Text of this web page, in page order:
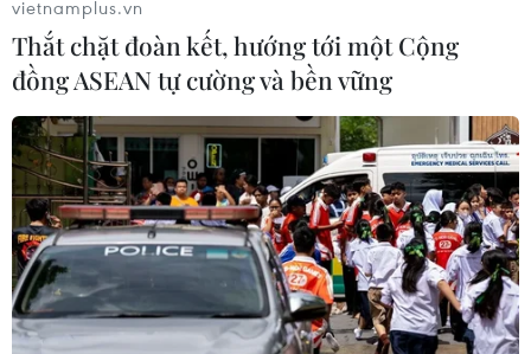
Giảm liên tiếp, giá vàng trong nước thiết
lập "đáy" mới trong năm 2018
16/12/2018 04:14
Tuần qua, giá vàng trong nước đã có thời điểm rơi
xuống dưới mốc 36,20 triệu đồng/lượng, ngưỡng thấp
vietnamplus.vn
Thắt chặt đoàn kết, hướng tới một Cộng
đồng ASEAN tự cường và bền vững